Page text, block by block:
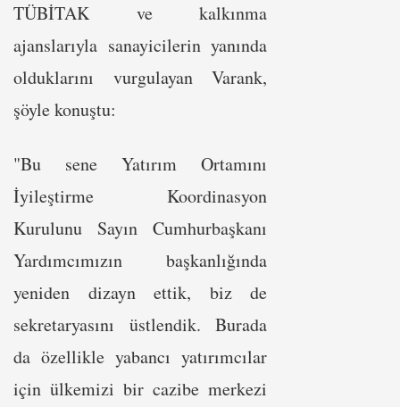
TÜBİTAK ve kalkınma
ajanslarıyla sanayicilerin yanında
olduklarını vurgulayan Varank,
şöyle konuştu:
"Bu sene Yatırım Ortamını
İyileştirme Koordinasyon
Kurulunu Sayın Cumhurbaşkanı
Yardımcımızın başkanlığında
yeniden dizayn ettik, biz de
sekretaryasını üstlendik. Burada
da özellikle yabancı yatırımcılar
için ülkemizi bir cazibe merkezi